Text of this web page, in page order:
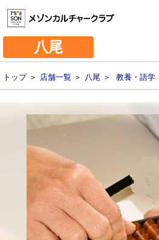
八尾
トップ＞ 店舗一覧 ＞ 八尾 ＞ 教養・語学